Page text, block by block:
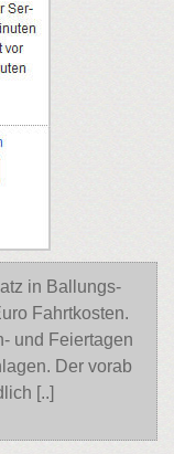
in Ballungs-
Fahrtkosten.
und Feiertagen
Der vorab
[..]